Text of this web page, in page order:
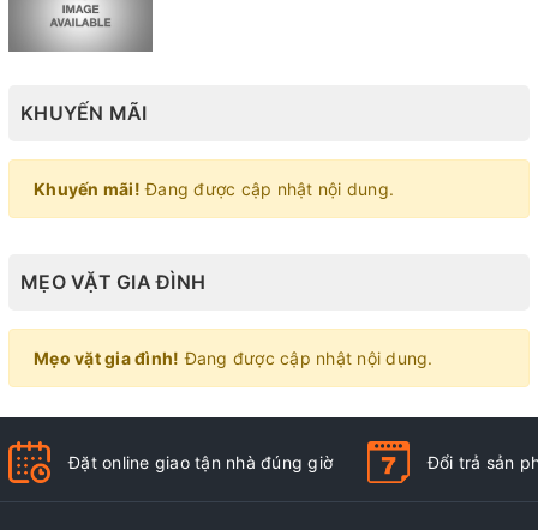
KHUYẾN MÃI
Khuyến mãi! Đang được cập nhật nội dung.
MẸO VẶT GIA ĐÌNH
Mẹo vặt gia đình! Đang được cập nhật nội dung.
Đặt online giao tận nhà đúng giờ Đổi trả sản